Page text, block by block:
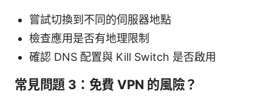
嘗試切換到不同的伺服器地點
檢查應用是否有地理限制
確認 DNS 配置與 Kill Switch 是否啟用
常見問題 3：免費 VPN 的風險？